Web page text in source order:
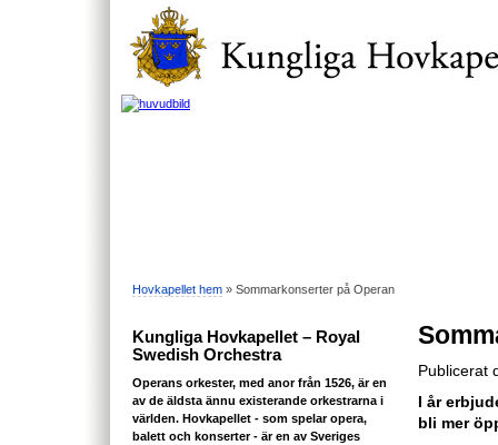
Hovkapellet hem » Sommarkonserter på Operan
Kungliga Hovkapellet – Royal
Swedish Orchestra
Operans orkester, med anor från 1526, är en
av de äldsta ännu existerande orkestrarna i
världen. Hovkapellet - som spelar opera,
balett och konserter - är en av Sveriges
Publicerat
I år
bli mer